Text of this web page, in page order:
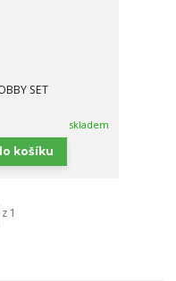
SET
skladem
košíku
z 1